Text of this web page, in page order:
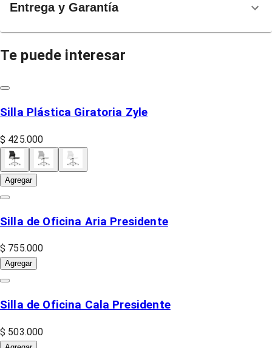
Entrega y Garantía
Te puede interesar
Silla Plástica Giratoria Zyle
$ 425.000
Agregar
Silla de Oficina Aria Presidente
$ 755.000
Agregar
Silla de Oficina Cala Presidente
$ 503.000